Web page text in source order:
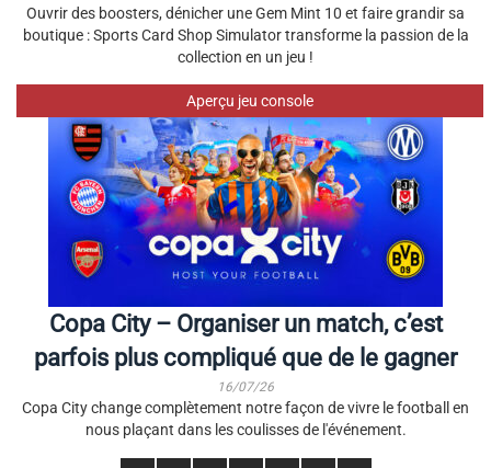
Ouvrir des boosters, dénicher une Gem Mint 10 et faire grandir sa
boutique : Sports Card Shop Simulator transforme la passion de la
collection en un jeu !
Aperçu jeu console
Copa City – Organiser un match, c’est
parfois plus compliqué que de le gagner
16/07/26
Copa City change complètement notre façon de vivre le football en
nous plaçant dans les coulisses de l'événement.